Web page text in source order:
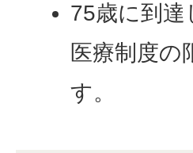
75歳に到達
医療制度の
す。